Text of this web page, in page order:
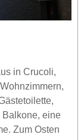
in Crucoli,
Balkone, eine
Zum Osten